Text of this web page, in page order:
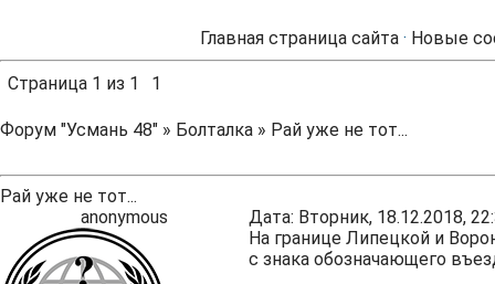
Главная страница сайта · Новые
Страница 1 из 1 1
Форум "Усмань 48" » Болталка » Рай уже не тот...
Рай уже не тот...
anonymous
Дата: Вторник, 18.12.2018,
На границе Липецкой и
с знака обозначающего